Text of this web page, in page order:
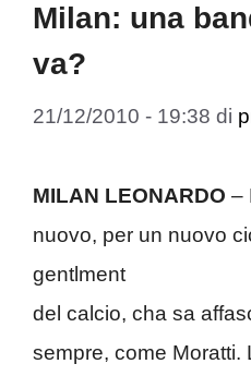
Milan: una
va?
21/12/2010 - 19:38 di
MILAN LEONARDO –
nuovo, per un nuovo
gentlment
del calcio, cha sa
sempre, come Moratti.